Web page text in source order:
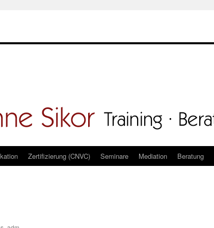
Zertifizierung (CNVC) Seminare Mediation Beratung